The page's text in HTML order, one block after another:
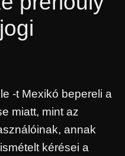
-t Mexikó bepereli a
miatt, mint az
annak
kérései a